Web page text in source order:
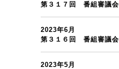
第３１７回 番組審議会
2023年6月
第３１６回 番組審議会
2023年5月